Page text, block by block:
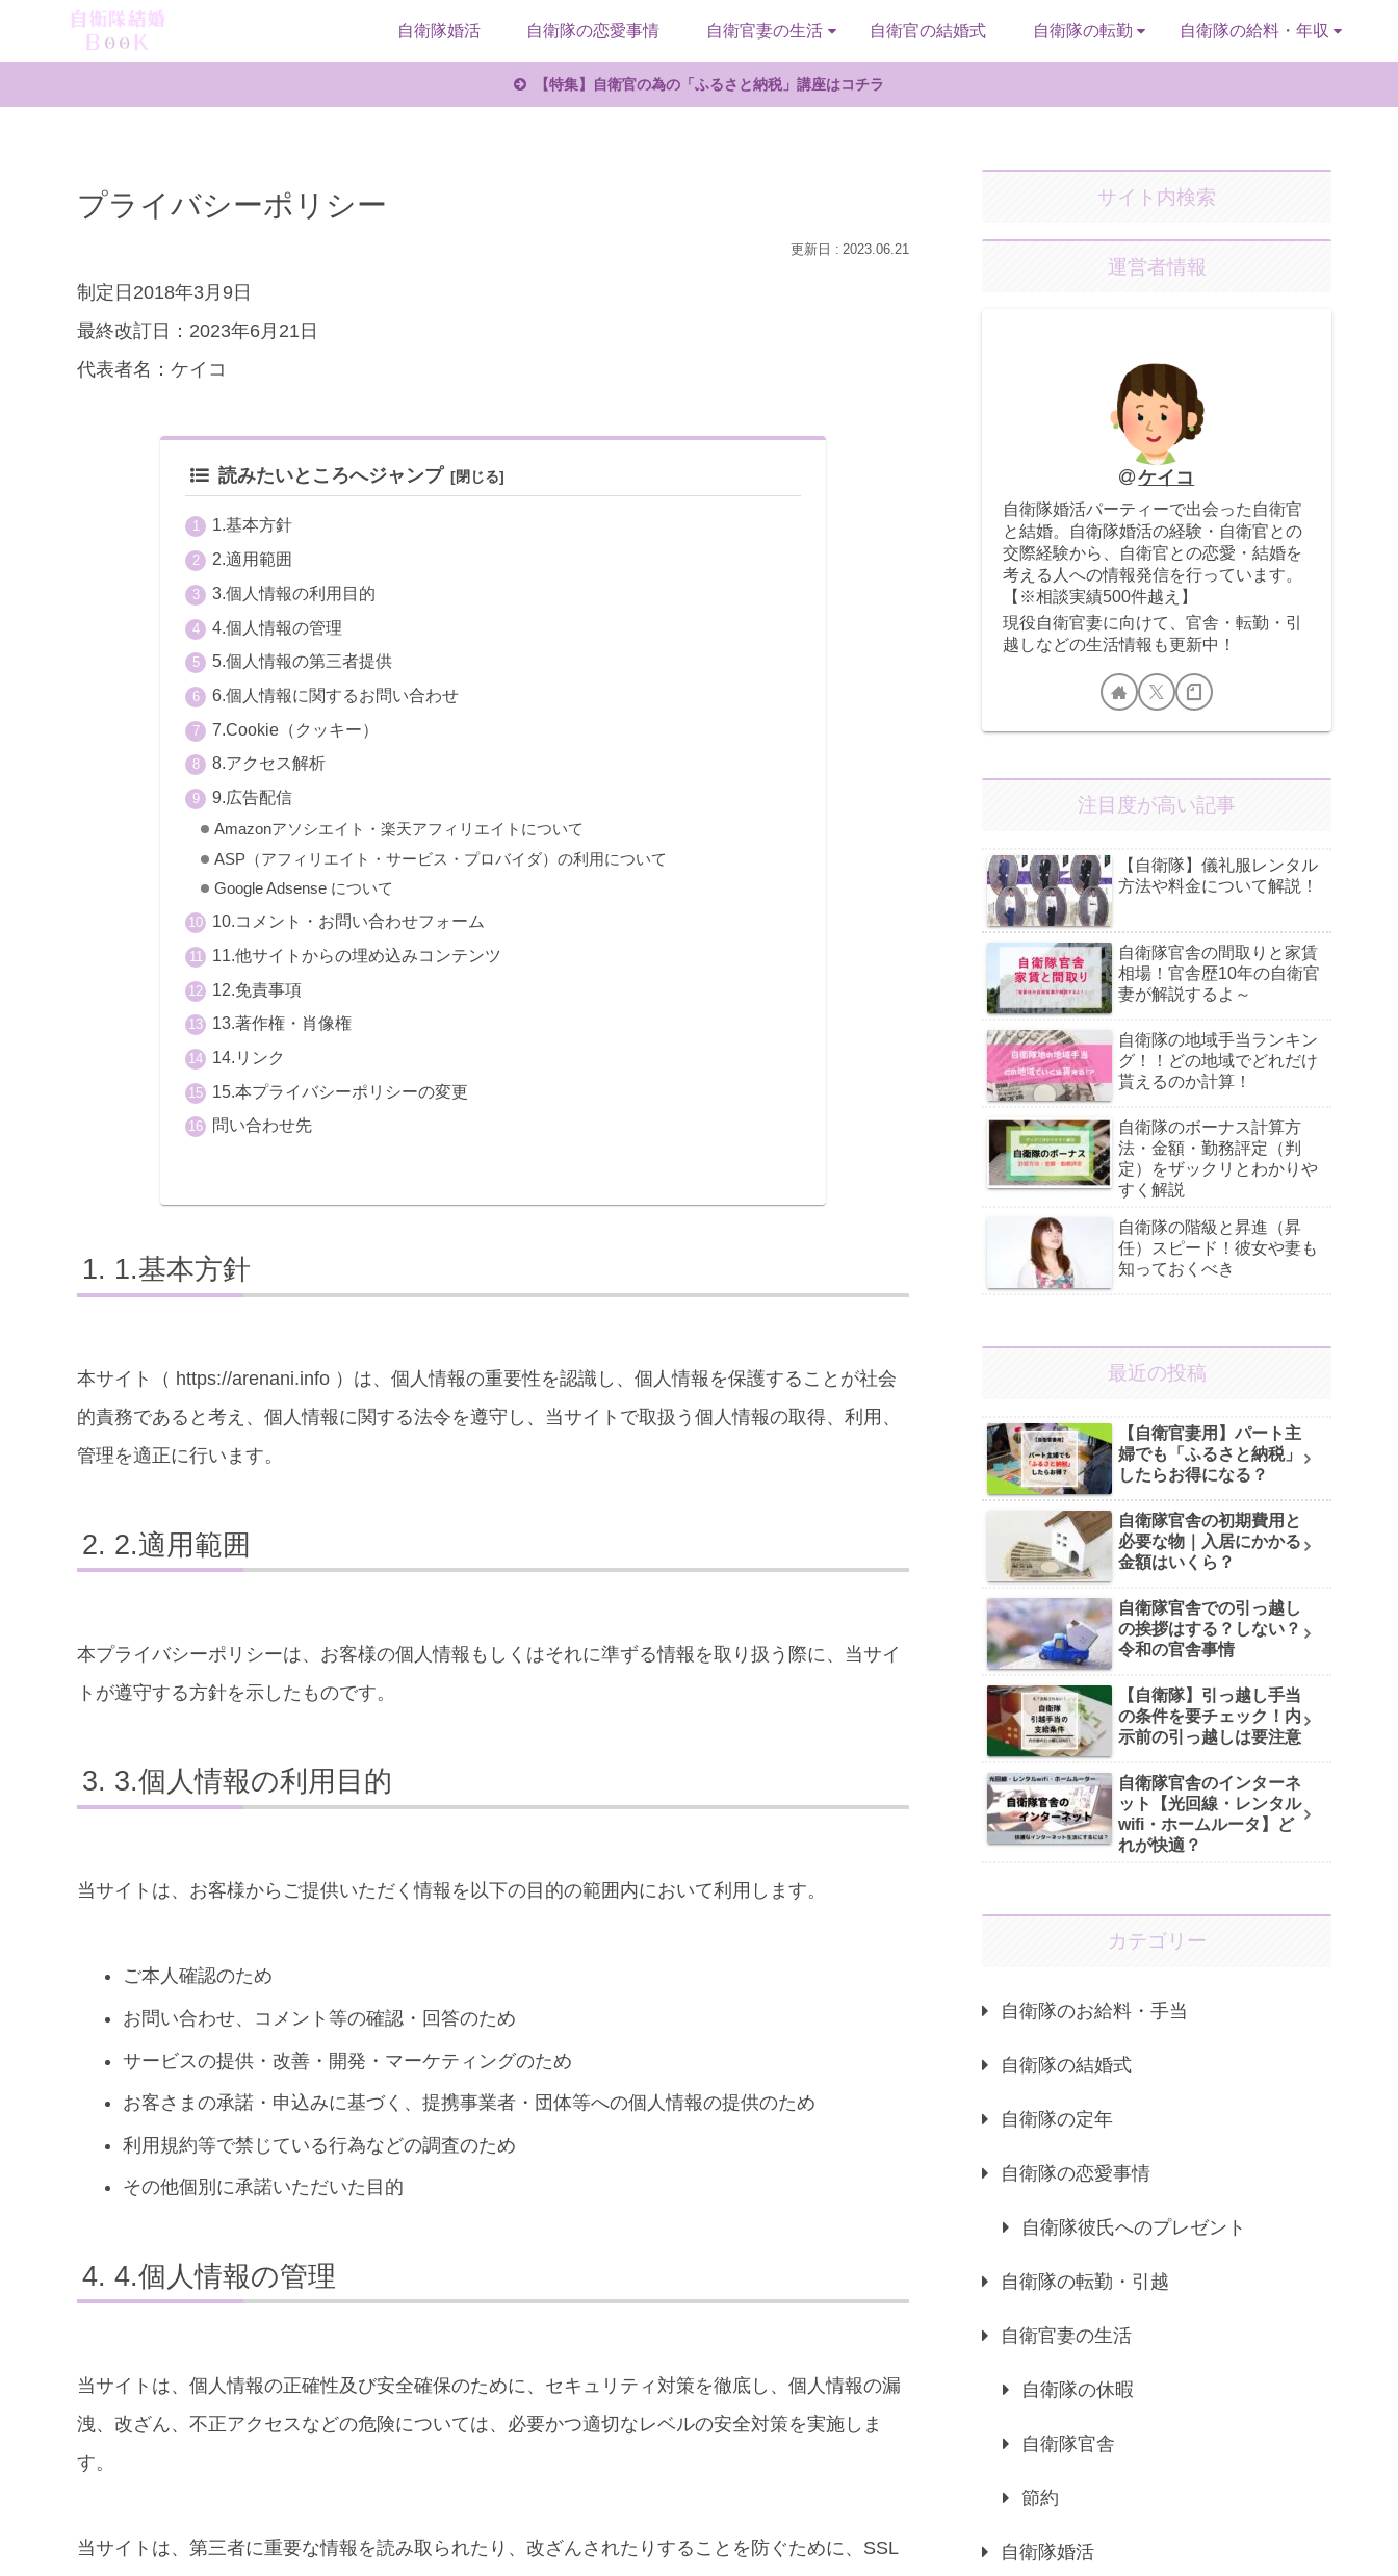
自衛隊婚活 自衛隊の恋愛事情 自衛官妻の生活 自衛官の結婚式 自衛隊の転勤 自衛隊の給料・年収
【特集】自衛官の為の「ふるさと納税」講座はコチラ
プライバシーポリシー
2023.06.21
制定日2018年3月9日
最終改訂日：2023年6月21日
代表者名：ケイコ
読みたいところへジャンプ
1.基本方針
2.適用範囲
3.個人情報の利用目的
4.個人情報の管理
5.個人情報の第三者提供
6.個人情報に関するお問い合わせ
7.Cookie（クッキー）
8.アクセス解析
9.広告配信
Amazonアソシエイト・楽天アフィリエイトについて
ASP（アフィリエイト・サービス・プロバイダ）の利用について
Google Adsense について
10.コメント・お問い合わせフォーム
11.他サイトからの埋め込みコンテンツ
12.免責事項
13.著作権・肖像権
14.リンク
15.本プライバシーポリシーの変更
問い合わせ先
1.基本方針
本サイト（ https://arenani.info ）は、個人情報の重要性を認識し、個人情報を保護することが社会
的責務であると考え、個人情報に関する法令を遵守し、当サイトで取扱う個人情報の取得、利用、
管理を適正に行います。
2.適用範囲
本プライバシーポリシーは、お客様の個人情報もしくはそれに準ずる情報を取り扱う際に、当サイ
トが遵守する方針を示したものです。
3.個人情報の利用目的
当サイトは、お客様からご提供いただく情報を以下の目的の範囲内において利用します。
ご本人確認のため
お問い合わせ、コメント等の確認・回答のため
サービスの提供・改善・開発・マーケティングのため
お客さまの承諾・申込みに基づく、提携事業者・団体等への個人情報の提供のため
利用規約等で禁じている行為などの調査のため
その他個別に承諾いただいた目的
4.個人情報の管理
当サイトは、個人情報の正確性及び安全確保のために、セキュリティ対策を徹底し、個人情報の漏
洩、改ざん、不正アクセスなどの危険については、必要かつ適切なレベルの安全対策を実施しま
す。
当サイトは、第三者に重要な情報を読み取られたり、改ざんされたりすることを防ぐために、SSL
サイト内検索
運営者情報
ケイコ
自衛隊婚活パーティーで出会った自衛官
と結婚。自衛隊婚活の経験・自衛官との
交際経験から、自衛官との恋愛・結婚を
考える人への情報発信を行っています。
【※相談実績500件越え】
現役自衛官妻に向けて、官舎・転勤・引
越しなどの生活情報も更新中！
注目度が高い記事
【自衛隊】儀礼服レンタル
方法や料金について解説！
自衛隊官舎の間取りと家賃
相場！官舎歴10年の自衛官
妻が解説するよ～
自衛隊の地域手当ランキン
グ！！どの地域でどれだけ
貰えるのか計算！
自衛隊のボーナス計算方
法・金額・勤務評定（判
定）をザックリとわかりや
すく解説
自衛隊の階級と昇進（昇
任）スピード！彼女や妻も
知っておくべき
最近の投稿
【自衛官妻用】パート主
婦でも「ふるさと納税」
したらお得になる？
自衛隊官舎の初期費用と
必要な物｜入居にかかる
金額はいくら？
自衛隊官舎での引っ越し
の挨拶はする？しない？
令和の官舎事情
【自衛隊】引っ越し手当
の条件を要チェック！内
示前の引っ越しは要注意
自衛隊官舎のインターネ
ット【光回線・レンタル
wifi・ホームルータ】ど
れが快適？
カテゴリー
自衛隊のお給料・手当
自衛隊の結婚式
自衛隊の定年
自衛隊の恋愛事情
自衛隊彼氏へのプレゼント
自衛隊の転勤・引越
自衛官妻の生活
自衛隊の休暇
自衛隊官舎
節約
自衛隊婚活